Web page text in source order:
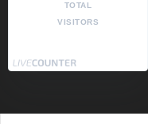
TOTAL
VISITORS